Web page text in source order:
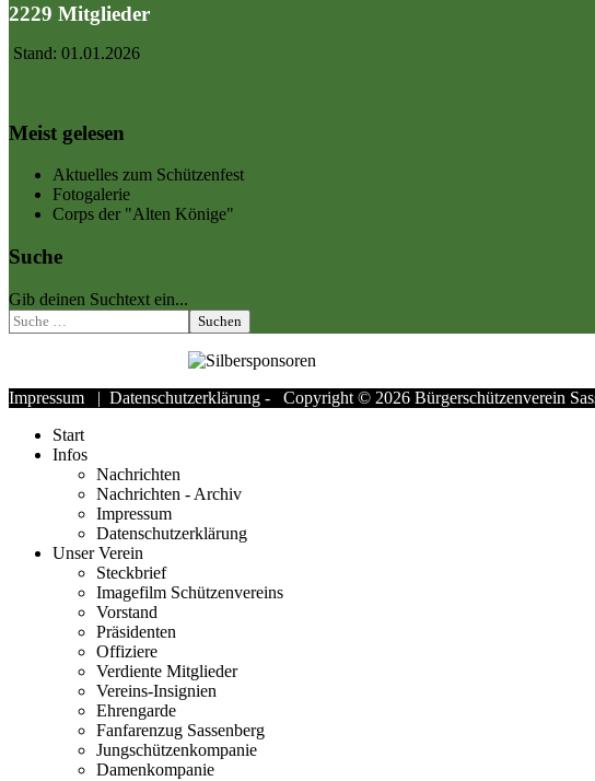
2229 Mitglieder
Stand: 01.01.2026
Meist gelesen
Aktuelles zum Schützenfest
Fotogalerie
Corps der "Alten Könige"
Suche
Gib deinen Suchtext ein...
Suchen
Impressum | Datenschutzerklärung - Copyright © 2026 Bürgerschützenverein
Start
Infos
Nachrichten
Nachrichten - Archiv
Impressum
Datenschutzerklärung
Unser Verein
Steckbrief
Imagefilm Schützenvereins
Vorstand
Präsidenten
Offiziere
Verdiente Mitglieder
Vereins-Insignien
Ehrengarde
Fanfarenzug Sassenberg
Jungschützenkompanie
Damenkompanie